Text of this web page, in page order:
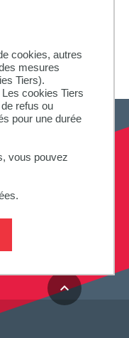
cookies, autres
mesures
Tiers).
cookies Tiers
refus ou
pour une durée
vous pouvez